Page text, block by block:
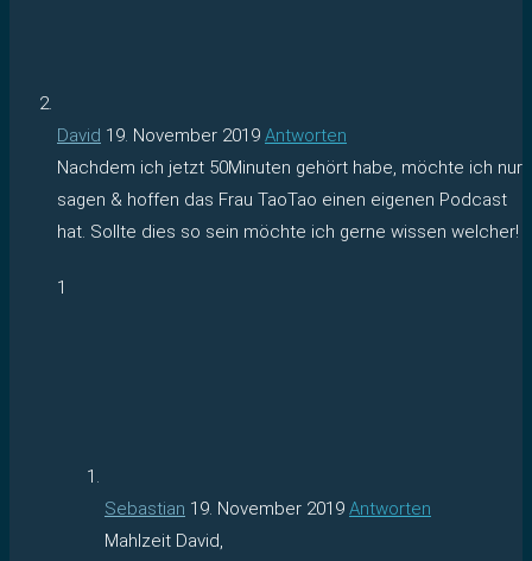
David 19. November 2019 Antworten
Nachdem ich jetzt 50Minuten gehört habe, möchte ich nur
sagen & hoffen das Frau TaoTao einen eigenen Podcast
hat. Sollte dies so sein möchte ich gerne wissen welcher!
1
Sebastian 19. November 2019 Antworten
Mahlzeit David,